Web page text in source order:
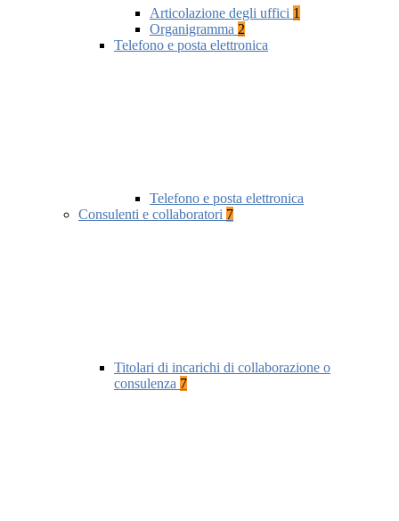
Articolazione degli uffici 1
Organigramma 2
Telefono e posta elettronica
Telefono e posta elettronica
Consulenti e collaboratori 7
Titolari di incarichi di collaborazione o
consulenza 7